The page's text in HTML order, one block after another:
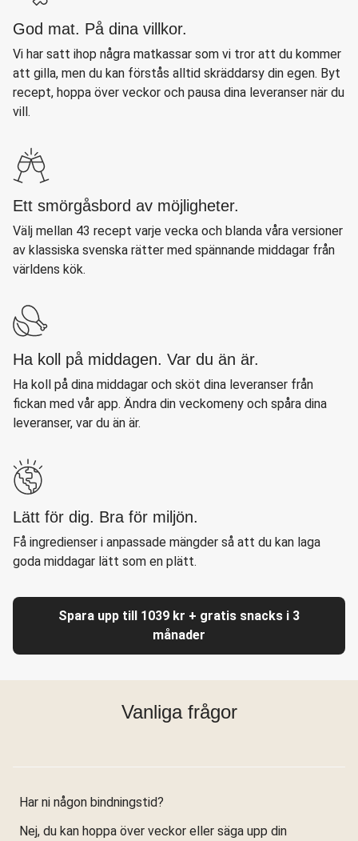
God mat. På dina villkor.
Vi har satt ihop några matkassar som vi tror att du kommer
att gilla, men du kan förstås alltid skräddarsy din egen. Byt
recept, hoppa över veckor och pausa dina leveranser när du
vill.
Ett smörgåsbord av möjligheter.
Välj mellan 43 recept varje vecka och blanda våra versioner
av klassiska svenska rätter med spännande middagar från
världens kök.
Ha koll på middagen. Var du än är.
Ha koll på dina middagar och sköt dina leveranser från
fickan med vår app. Ändra din veckomeny och spåra dina
leveranser, var du än är.
Lätt för dig. Bra för miljön.
Få ingredienser i anpassade mängder så att du kan laga
goda middagar lätt som en plätt.
Spara upp till 1039 kr + gratis snacks i 3
månader
Vanliga frågor
Har ni någon bindningstid?
Nej, du kan hoppa över veckor eller säga upp din